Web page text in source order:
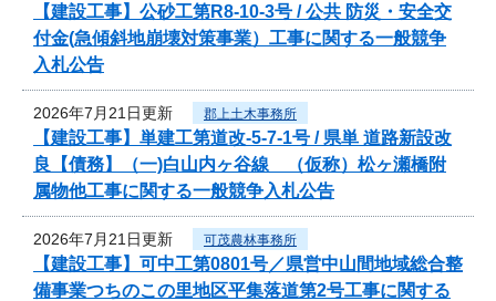
【建設工事】公砂工第R8-10-3号 / 公共 防災・安全交
付金(急傾斜地崩壊対策事業）工事に関する一般競争
入札公告
2026年7月21日更新 郡上土木事務所
【建設工事】単建工第道改-5-7-1号 / 県単 道路新設改
良【債務】（一)白山内ヶ谷線 （仮称）松ヶ瀬橋附
属物他工事に関する一般競争入札公告
2026年7月21日更新 可茂農林事務所
【建設工事】可中工第0801号／県営中山間地域総合整
備事業つちのこの里地区平集落道第2号工事に関する